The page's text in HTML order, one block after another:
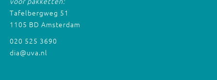
Tafelbergweg 51
1105 BD Amsterdam
020 525 3690
dia@uva.nl